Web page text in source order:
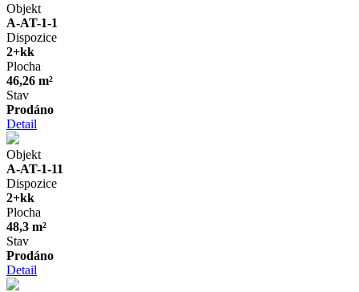
Objekt
A-AT-1-1
Dispozice
2+kk
Plocha
46,26 m²
Stav
Prodáno
Detail
Objekt
A-AT-1-11
Dispozice
2+kk
Plocha
48,3 m²
Stav
Prodáno
Detail